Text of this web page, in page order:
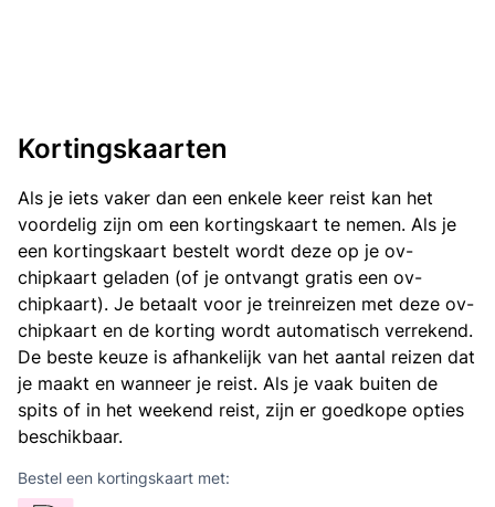
Kortingskaarten
Als je iets vaker dan een enkele keer reist kan het
voordelig zijn om een kortingskaart te nemen. Als je
een kortingskaart bestelt wordt deze op je ov-
chipkaart geladen (of je ontvangt gratis een ov-
chipkaart). Je betaalt voor je treinreizen met deze ov-
chipkaart en de korting wordt automatisch verrekend.
De beste keuze is afhankelijk van het aantal reizen dat
je maakt en wanneer je reist. Als je vaak buiten de
spits of in het weekend reist, zijn er goedkope opties
beschikbaar.
Bestel een kortingskaart met: